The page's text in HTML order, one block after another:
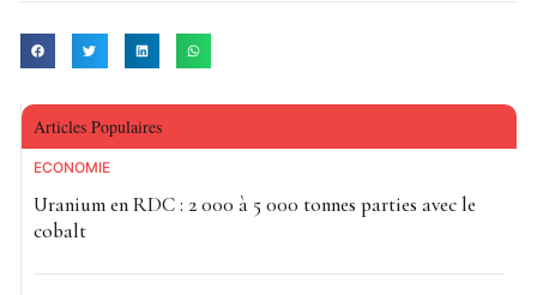
Articles Populaires
ECONOMIE
Uranium en RDC : 2 000 à 5 000 tonnes parties avec le
cobalt